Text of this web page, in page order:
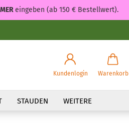
Kundenlogin Warenkorb
eingeben (ab 150 € Bestellwert).
STAUDEN WEITERE